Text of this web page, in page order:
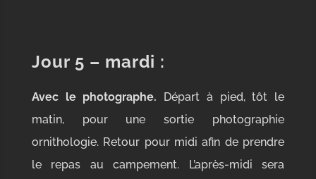
Jour 5 – mardi :
Avec le photographe. Départ à pied, tôt le
matin, pour une sortie photographie
ornithologie. Retour pour midi afin de prendre
le repas au campement. L’après-midi sera